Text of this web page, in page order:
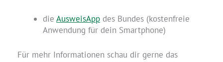
die AusweisApp des Bundes (kostenfreie
Anwendung für dein Smartphone)
Für mehr Informationen schau dir gerne das